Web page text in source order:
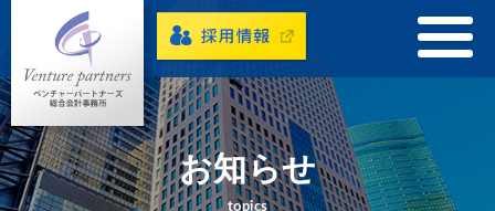
お知らせ
topics